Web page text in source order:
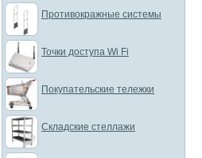
Противокражные системы
Точки доступа Wi Fi
Покупательские тележки
Складские стеллажи